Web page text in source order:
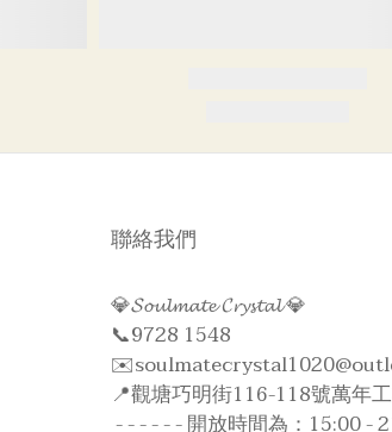
聯絡我們
💎𝓢𝓸𝓾𝓵𝓶𝓪𝓽𝓮 𝓒𝓻𝔂𝓼𝓽𝓪𝓵 💎
📞9728 1548
📍觀塘巧明街116-118號萬年
- - - - - - 開放時間為：15:00 -